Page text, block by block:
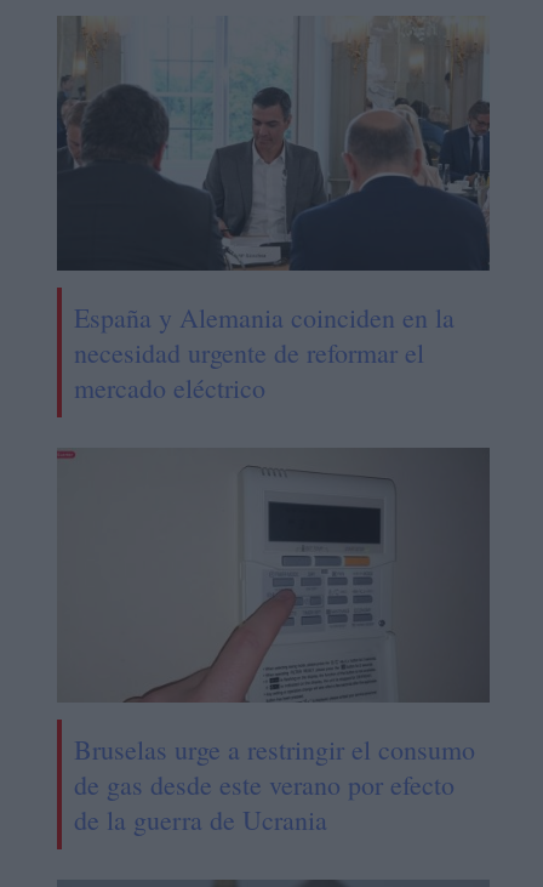
España y Alemania coinciden en la
necesidad urgente de reformar el
mercado eléctrico
Bruselas urge a restringir el consumo
de gas desde este verano por efecto
de la guerra de Ucrania